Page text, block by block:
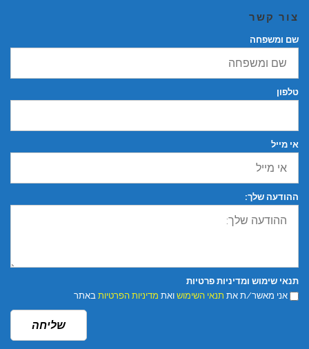
צור קשר
שם ומשפחה
טלפון
אי מייל
ההודעה שלך:
תנאי שימוש ומדיניות פרטיות
אני מאשר/ת את תנאי השימוש ואת מדיניות הפרטיות באתר
שליחה